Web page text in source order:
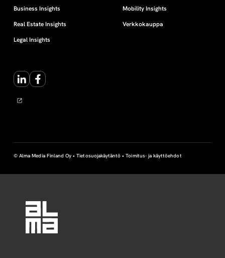
i
k
e
u
s
Business Insights
Real Estate Insights
Legal Insights
Mobility Insights
Verkkokauppa
LinkedInFacebook
© Alma Media Finland Oy •Tietosuojakäytäntö •Toimitus- ja käyttöehdot